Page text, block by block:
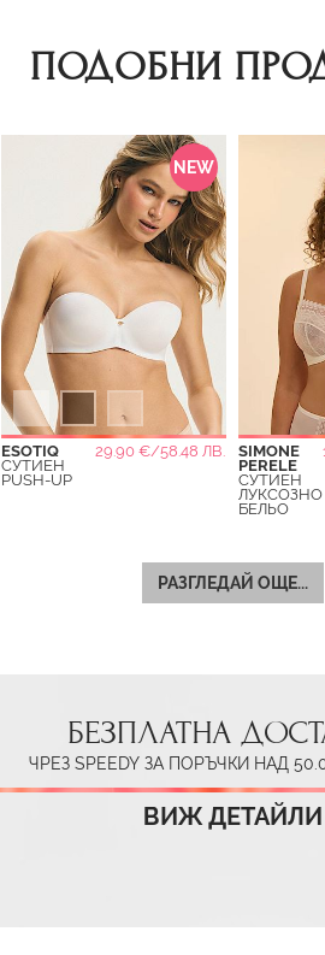
ПОДОБНИ
NEW
ESOTIQ
29.90 €/58.48 ЛВ.
СУТИЕН
PUSH-UP
SIMONE
PERELE
СУТИЕН
ЛУКСОЗНО
БЕЛЬО
РАЗГЛЕДАЙ ОЩЕ...
БЕЗПЛАТНА
ЧРЕЗ SPEEDY ЗА ПОРЪЧКИ НАД
ВИЖ ДЕТАЙЛИ